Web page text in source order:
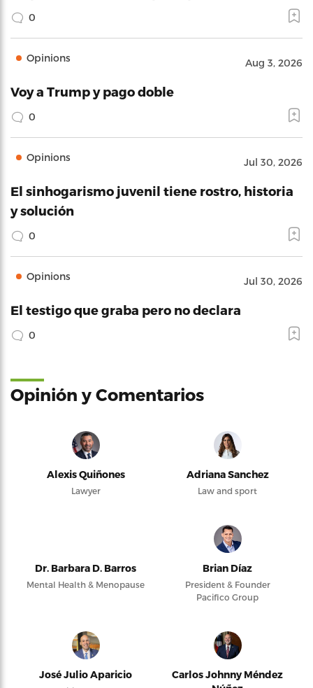
0
Opinions Aug 3, 2026
Voy a Trump y pago doble
0
Opinions Jul 30, 2026
El sinhogarismo juvenil tiene rostro, historia
y solución
0
Opinions Jul 30, 2026
El testigo que graba pero no declara
0
Opinión y Comentarios
Alexis Quiñones
Lawyer
Adriana Sanchez
Law and sport
Dr. Barbara D. Barros
Mental Health & Menopause
Brian Díaz
President & Founder
Pacifico Group
José Julio Aparicio
Carlos Johnny Méndez